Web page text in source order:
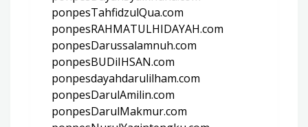
ponpesTahfidzulQua.com
ponpesRAHMATULHIDAYAH.com
ponpesDarussalamnuh.com
ponpesBUDiIHSAN.com
ponpesdayahdarulilham.com
ponpesDarulAmilin.com
ponpesDarulMakmur.com